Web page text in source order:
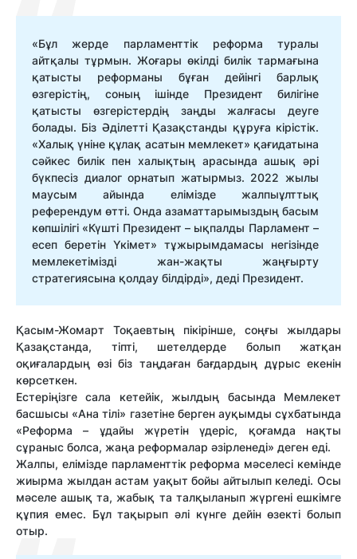
«Бұл жерде парламенттік реформа туралы
айтқалы тұрмын. Жоғары өкілді билік тармағына
қатысты реформаны бұған дейінгі барлық
өзгерістің, соның ішінде Президент билігіне
қатысты өзгерістердің заңды жалғасы деуге
болады. Біз Әділетті Қазақстанды құруға кірістік.
«Халық үніне құлақ асатын мемлекет» қағидатына
сәйкес билік пен халықтың арасында ашық әрі
бүкпесіз диалог орнатып жатырмыз. 2022 жылы
маусым айында елімізде жалпыұлттық
референдум өтті. Онда азаматтарымыздың басым
көпшілігі «Күшті Президент – ықпалды Парламент –
есеп беретін Үкімет» тұжырымдамасы негізінде
мемлекетімізді жан-жақты жаңғырту
стратегиясына қолдау білдірді», деді Президент.
Қасым-Жомарт Тоқаевтың пікірінше, соңғы жылдары
Қазақстанда, тіпті, шетелдерде болып жатқан
оқиғалардың өзі біз таңдаған бағдардың дұрыс екенін
көрсеткен.
Естеріңізге сала кетейік, жылдың басында Мемлекет
басшысы «Ана тілі» газетіне берген ауқымды сұхбатында
«Реформа – ұдайы жүретін үдеріс, қоғамда нақты
сұраныс болса, жаңа реформалар әзірленеді» деген еді.
Жалпы, елімізде парламенттік реформа мәселесі кемінде
жиырма жылдан астам уақыт бойы айтылып келеді. Осы
мәселе ашық та, жабық та талқыланып жүргені ешкімге
құпия емес. Бұл тақырып әлі күнге дейін өзекті болып
отыр.